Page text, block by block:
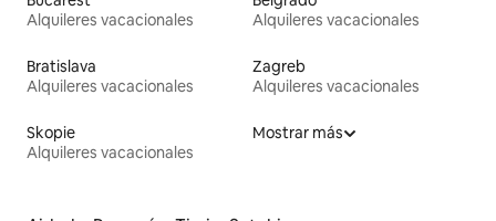
Alquileres vacacionales
Alquileres vacacionales
Bratislava
Alquileres vacacionales
Zagreb
Alquileres vacacionales
Skopie
Alquileres vacacionales
Mostrar más